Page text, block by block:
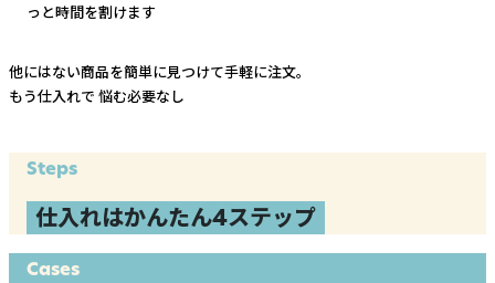
っと時間を割けます
他にはない商品を簡単に見つけて手軽に注文。
もう仕入れで 悩む必要なし
Steps
仕入れはかんたん4ステップ
Cases